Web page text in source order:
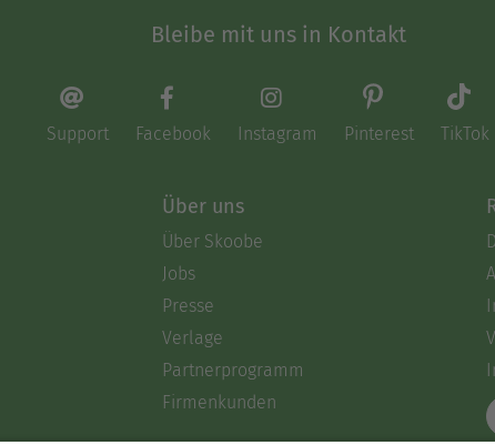
Bleibe mit uns in Kontakt
Support Facebook Instagram Pinterest TikTok
Über uns
Über Skoobe
Jobs
Presse
Verlage
Partnerprogramm
Firmenkunden